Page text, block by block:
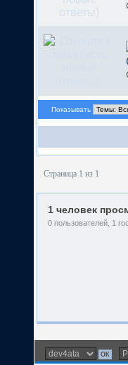
Показывать
Страница 1 из 1
1 человек
0 пользователей, 1